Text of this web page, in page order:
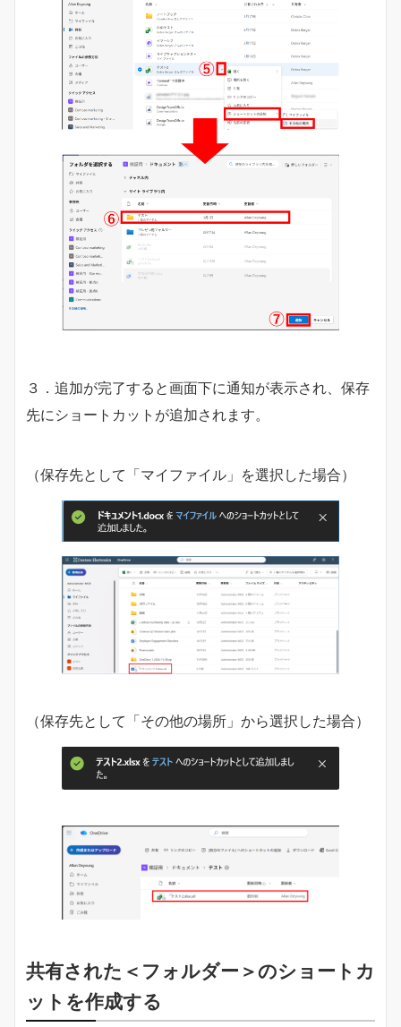
３．追加が完了すると画面下に通知が表示され、保存
先にショートカットが追加されます。
（保存先として「マイファイル」を選択した場合）
（保存先として「その他の場所」から選択した場合）
共有された＜フォルダー＞のショートカ
ットを作成する